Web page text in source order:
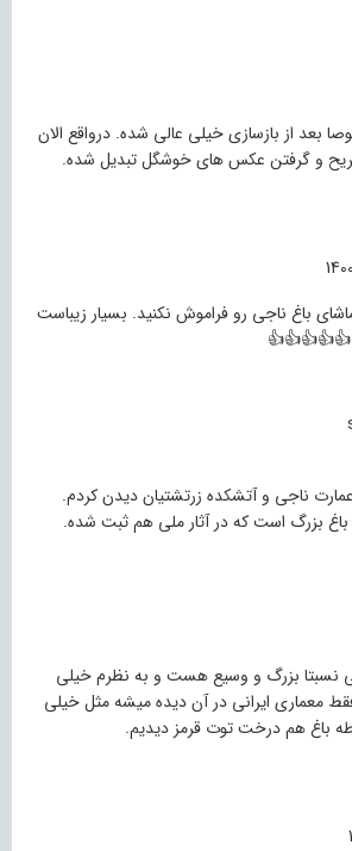
بعد از بازسازی خیلی عالی شده. درواقع الان
و گرفتن عکس های خوشگل تبدیل شده.
باغ ناجی رو فراموش نکنید. بسیار زیباست
ناجی و آتشکده زرتشتیان دیدن کردم.
بزرگ است که در آثار ملی هم ثبت شده.
نسبتا بزرگ و وسیع هست و به نظرم خیلی
معماری ایرانی در آن دیده میشه مثل خیلی
باغ هم درخت توت قرمز دیدیم.